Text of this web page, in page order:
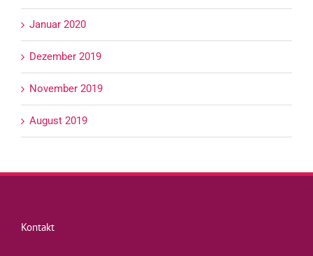
Januar 2020
Dezember 2019
November 2019
August 2019
Kontakt